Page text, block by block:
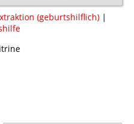
(geburtshilflich) |